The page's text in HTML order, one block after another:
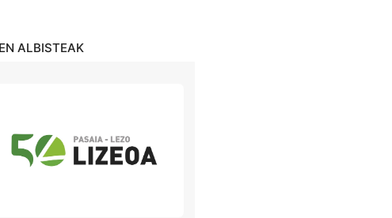
ALBISTEAK